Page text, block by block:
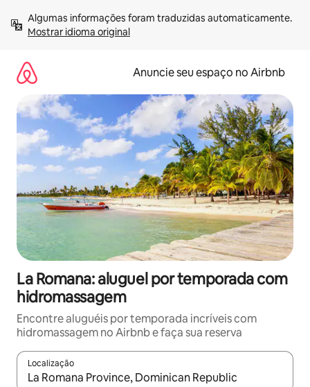
para
Mostrar idioma original
Anuncie seu espaço no Airbnb
La Romana: aluguel por temporada com
hidromassagem
Encontre aluguéis por temporada incríveis com
hidromassagem no Airbnb e faça sua reserva
Localização
Quando os resultados estiverem disponíveis, explore-os